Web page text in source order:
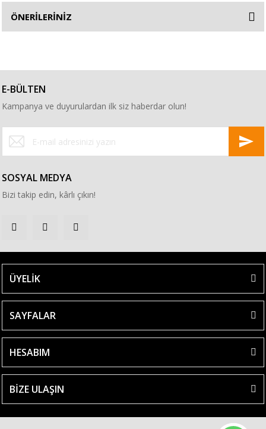
ÖNERİLERİNİZ
E-BÜLTEN
Kampanya ve duyurulardan ilk siz haberdar olun!
SOSYAL MEDYA
Bizi takip edin, kârlı çıkın!
ÜYELİK
SAYFALAR
HESABIM
BİZE ULAŞIN